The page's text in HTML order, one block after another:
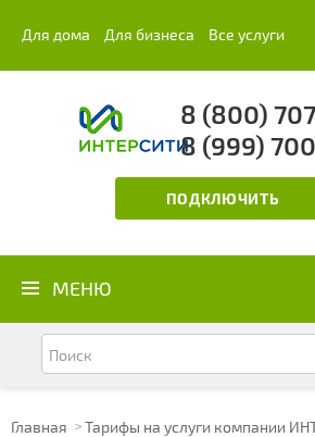
Для дома Для бизнеса Все услуги
8 (800)
8 (999)
ПОДКЛЮЧИТЬ
МЕНЮ
Главная Тарифы на услуги компании